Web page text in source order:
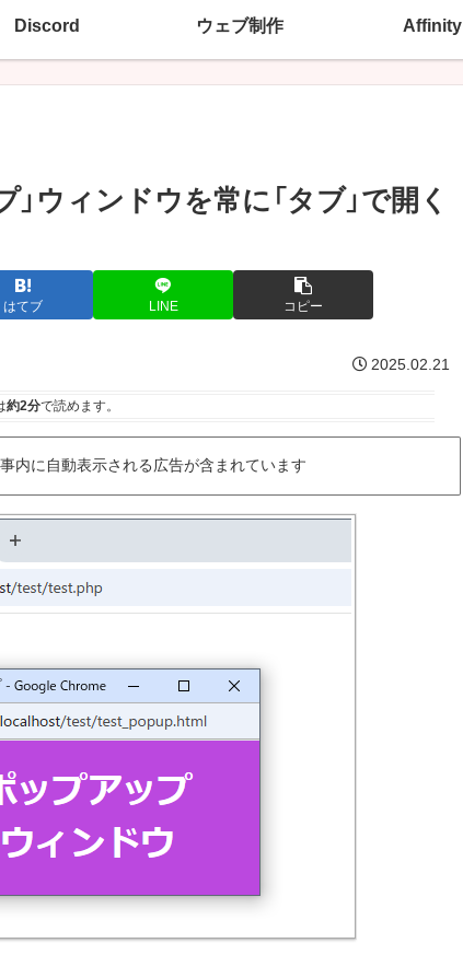
Discord ウェブ制作 Affinity
」ウィンドウを常に「タブ」で開く
はてブ LINE コピー
2025.02.21
約2分で読めます。
内に自動表示される広告が含まれています